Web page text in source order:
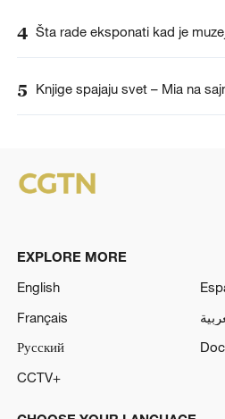
4 Šta rade eksponati kad je
5 Knjige spajaju svet – Mia na
EXPLORE MORE
English
Français
Русский
CCTV+